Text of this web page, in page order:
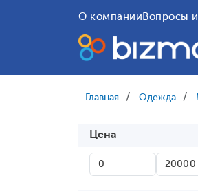
О компании Вопросы
Главная Одежда
Цена